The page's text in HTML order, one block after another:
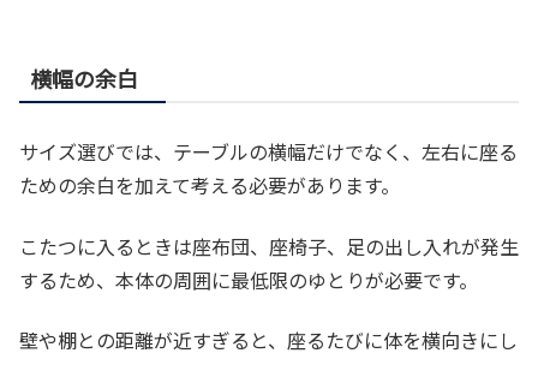
横幅の余白
サイズ選びでは、テーブルの横幅だけでなく、左右に座る
ための余白を加えて考える必要があります。
こたつに入るときは座布団、座椅子、足の出し入れが発生
するため、本体の周囲に最低限のゆとりが必要です。
壁や棚との距離が近すぎると、座るたびに体を横向きにし